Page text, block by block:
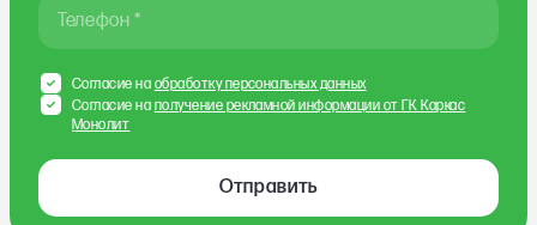
Телефон *
Отправить
Согласие на обработку персональных данных
Согласие на получение рекламной информации от ГК Каркас
Монолит